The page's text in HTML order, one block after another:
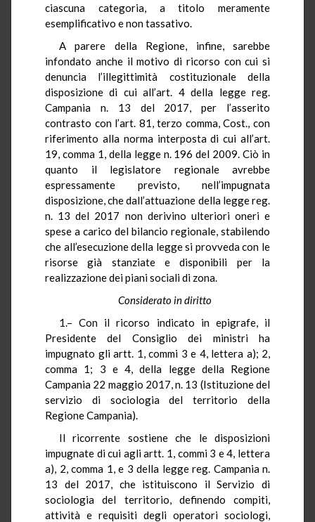
ciascuna categoria, a titolo meramente
esemplificativo e non tassativo.
A parere della Regione, infine, sarebbe
infondato anche il motivo di ricorso con cui si
denuncia l’illegittimità costituzionale della
disposizione di cui all’art. 4 della legge reg.
Campania n. 13 del 2017, per l’asserito
contrasto con l’art. 81, terzo comma, Cost., con
riferimento alla norma interposta di cui all’art.
19, comma 1, della legge n. 196 del 2009. Ciò in
quanto il legislatore regionale avrebbe
espressamente previsto, nell’impugnata
disposizione, che dall’attuazione della legge reg.
n. 13 del 2017 non derivino ulteriori oneri e
spese a carico del bilancio regionale, stabilendo
che all’esecuzione della legge si provveda con le
risorse già stanziate e disponibili per la
realizzazione dei piani sociali di zona.
Considerato in diritto
1.– Con il ricorso indicato in epigrafe, il
Presidente del Consiglio dei ministri ha
impugnato gli artt. 1, commi 3 e 4, lettera a); 2,
comma 1; 3 e 4, della legge della Regione
Campania 22 maggio 2017, n. 13 (Istituzione del
servizio di sociologia del territorio della
Regione Campania).
Il ricorrente sostiene che le disposizioni
impugnate di cui agli artt. 1, commi 3 e 4, lettera
a), 2, comma 1, e 3 della legge reg. Campania n.
13 del 2017, che istituiscono il Servizio di
sociologia del territorio, definendo compiti,
attività e requisiti degli operatori sociologi,